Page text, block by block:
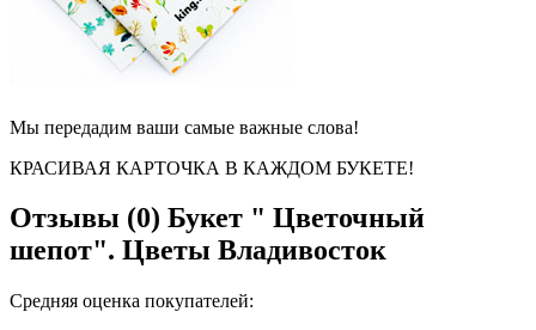
Мы передадим ваши самые важные слова!
КРАСИВАЯ КАРТОЧКА В КАЖДОМ БУКЕТЕ!
Отзывы (0) Букет " Цветочный
шепот". Цветы Владивосток
Средняя оценка покупателей: